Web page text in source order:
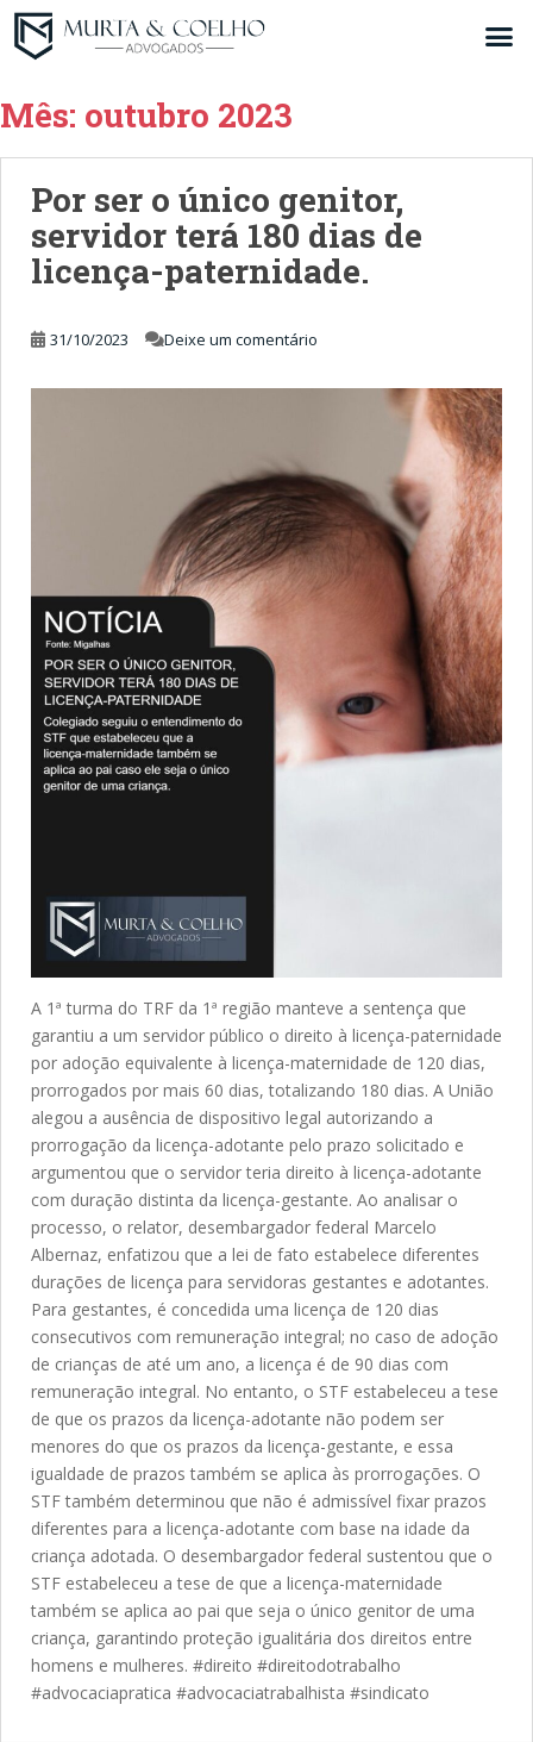
Mês: outubro 2023
Por ser o único genitor,
servidor terá 180 dias de
licença-paternidade.
31/10/2023 Deixe um comentário
A 1ª turma do TRF da 1ª região manteve a sentença que
garantiu a um servidor público o direito à licença-paternidade
por adoção equivalente à licença-maternidade de 120 dias,
prorrogados por mais 60 dias, totalizando 180 dias. A União
alegou a ausência de dispositivo legal autorizando a
prorrogação da licença-adotante pelo prazo solicitado e
argumentou que o servidor teria direito à licença-adotante
com duração distinta da licença-gestante. Ao analisar o
processo, o relator, desembargador federal Marcelo
Albernaz, enfatizou que a lei de fato estabelece diferentes
durações de licença para servidoras gestantes e adotantes.
Para gestantes, é concedida uma licença de 120 dias
consecutivos com remuneração integral; no caso de adoção
de crianças de até um ano, a licença é de 90 dias com
remuneração integral. No entanto, o STF estabeleceu a tese
de que os prazos da licença-adotante não podem ser
menores do que os prazos da licença-gestante, e essa
igualdade de prazos também se aplica às prorrogações. O
STF também determinou que não é admissível fixar prazos
diferentes para a licença-adotante com base na idade da
criança adotada. O desembargador federal sustentou que o
STF estabeleceu a tese de que a licença-maternidade
também se aplica ao pai que seja o único genitor de uma
criança, garantindo proteção igualitária dos direitos entre
homens e mulheres. #direito #direitodotrabalho
#advocaciapratica #advocaciatrabalhista #sindicato